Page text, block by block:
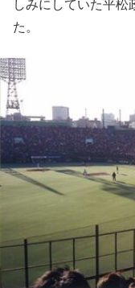
しみにしていた平松
た。